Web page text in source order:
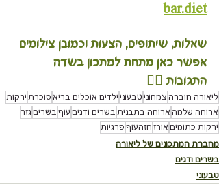
bar.diet
שאלות, שיתופים, הצעות וכמובן צילומים
אפשר כאן מתחת למתכון בשדה
התגובות 👇🏽
ליאורה חוברה צמחוני טבעוני ילדים אוכלים בריא סוכרת ירקות
ארוחה שלמה ארוחה בתבנית בשרים ודגים עוף בשרים גזר
ירקות כתומים אורז חזהעוף פרגיות
מחברת המתכונים של ליאורה
בשרים ודגים
טבעוני